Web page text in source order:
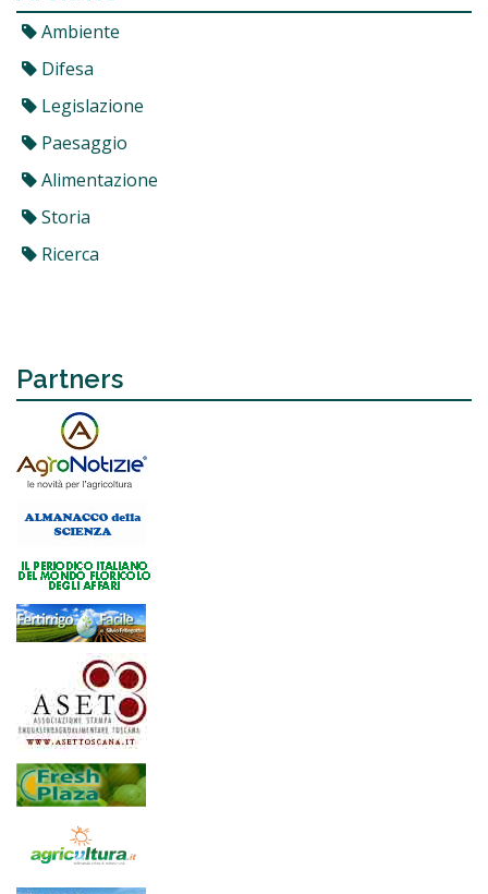
Ambiente
Difesa
Legislazione
Paesaggio
Alimentazione
Storia
Ricerca
Partners